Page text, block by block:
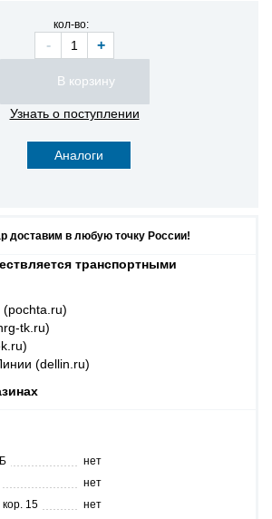
кол-во:
- +
Узнать о поступлении
Аналоги
доставим в любую точку России!
транспортными
(pochta.ru)
tk.ru)
(dellin.ru)
нет
нет
15
нет